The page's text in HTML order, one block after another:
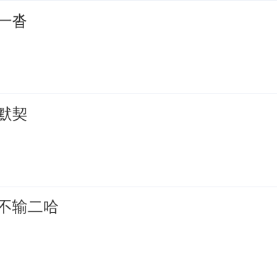
沓
契
输二哈